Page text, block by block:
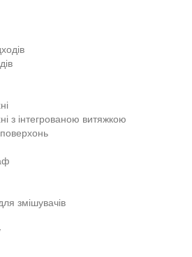
з інтегрованою витяжкою
змішувачів